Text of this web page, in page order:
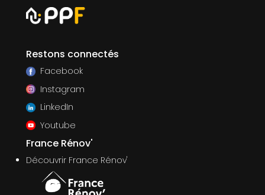
Restons connectés
Facebook
Instagram
LinkedIn
Youtube
France Rénov'
Découvrir France Rénov'